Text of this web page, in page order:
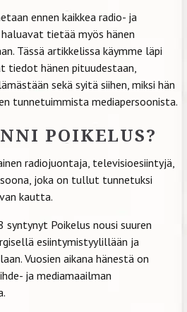
ennen kaikkea radio- ja
tietää myös hänen
Tässä artikkelissa käymme läpi
hänen pituudestaan,
sekä syitä siihen, miksi hän
tunnetuimmista mediapersoonista.
POIKELUS?
radiojuontaja, televisioesiintyjä,
joka on tullut tunnetuksi
kautta.
syntynyt Poikelus nousi suuren
esiintymistyylillään ja
Vuosien aikana hänestä on
ja mediamaailman